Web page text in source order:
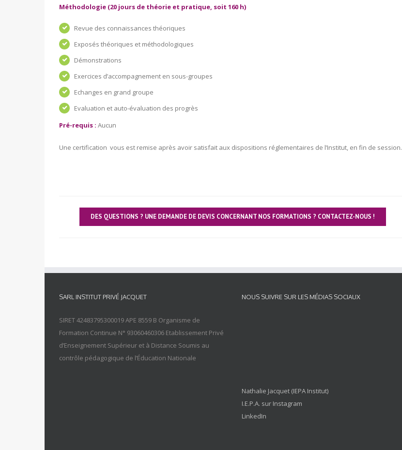
Méthodologie (20 jours de théorie et pratique, soit 160 h)
Revue des connaissances théoriques
Exposés théoriques et méthodologiques
Démonstrations
Exercices d’accompagnement en sous-groupes
Echanges en grand groupe
Evaluation et auto-évaluation des progrès
Pré-requis : Aucun
Une certification vous est remise après avoir satisfait aux dispositions réglementaires de l’Institut, en fin de session.
DES QUESTIONS ? UNE DEMANDE DE DEVIS CONCERNANT NOS FORMATIONS ? CONTACTEZ-NOUS !
SARL INSTITUT PRIVÉ JACQUET
SIRET 42483795300019 APE 8559 B Organisme de
Formation Continue N° 93060460306 Etablissement Privé
d’Enseignement Supérieur et à Distance Soumis au
contrôle pédagogique de l’Éducation Nationale
NOUS SUIVRE SUR LES MÉDIAS SOCIAUX
Nathalie Jacquet (IEPA Institut)
I.E.P.A. sur Instagram
LinkedIn